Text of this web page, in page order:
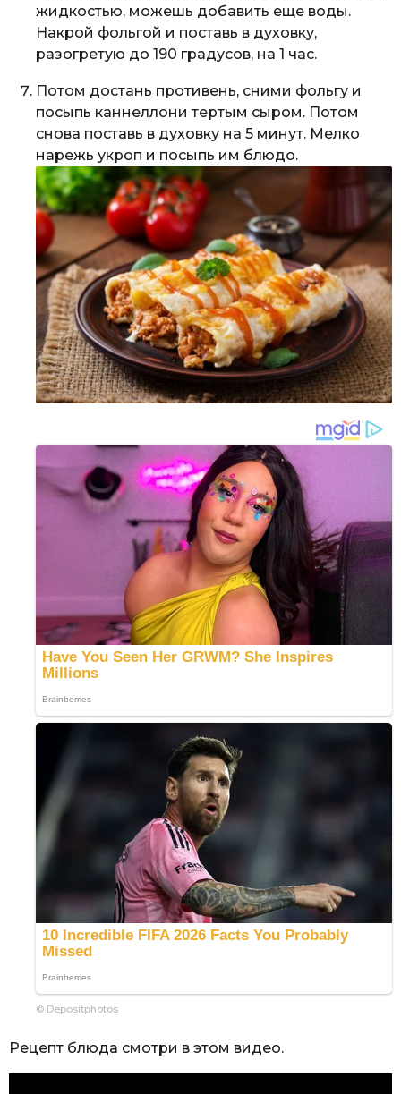
жидкостью, можешь добавить еще воды.
Накрой фольгой и поставь в духовку,
разогретую до 190 градусов, на 1 час.
Потом достань противень, сними фольгу и
посыпь каннеллони тертым сыром. Потом
снова поставь в духовку на 5 минут. Мелко
нарежь укроп и посыпь им блюдо.
© Depositphotos
Рецепт блюда смотри в этом видео.